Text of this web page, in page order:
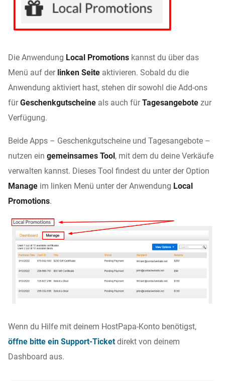
Die Anwendung Local Promotions kannst du über das
Menü auf der linken Seite aktivieren. Sobald du die
Anwendung aktiviert hast, stehen dir sowohl die Add-ons
fürGeschenkgutscheine als auch fürTagesangebote zur
Verfügung.
Beide Apps – Geschenkgutscheine und Tagesangebote –
nutzen ein gemeinsames Tool, mit dem du deine Verkäufe
verwalten kannst. Dieses Tool findest du unter der Option
Manage im linken Menü unter der Anwendung Local
Promotions.
Wenn du Hilfe mit deinem HostPapa-Konto benötigst,
öffne bitte ein Support-Ticketdirekt von deinem
Dashboard aus.